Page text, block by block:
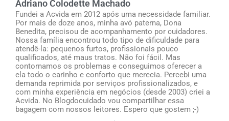
Adriano Colodette Machado
Fundei a Acvida em 2012 após uma necessidade familiar.
Por mais de doze anos, minha avó paterna, Dona
Benedita, precisou de acompanhamento por cuidadores.
Nossa família encontrou todo tipo de dificuldade para
atendê-la: pequenos furtos, profissionais pouco
qualificados, até maus tratos. Não foi fácil. Mas
contornamos os problemas e conseguimos oferecer a
ela todo o carinho e conforto que merecia. Percebi uma
demanda reprimida por serviços profissionalizados, e
com minha experiência em negócios (desde 2003) criei a
Acvida. No Blogdocuidado vou compartilhar essa
bagagem com nossos leitores. Espero que gostem ;-)